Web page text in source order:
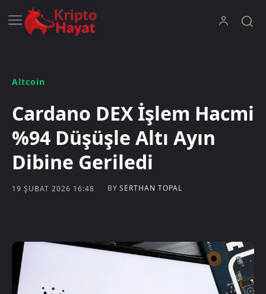
Altcoin
Cardano DEX İşlem Hacmi
%94 Düşüşle Altı Ayın
Dibine Geriledi
19 ŞUBAT 2026 16:48 BY SERTHAN TOPAL